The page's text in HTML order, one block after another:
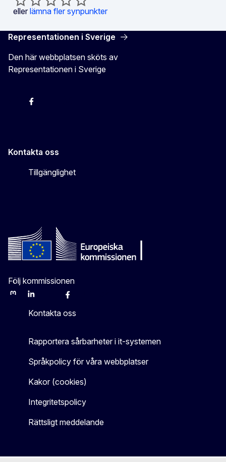
eller lämna fler synpunkter
Representationen i Sverige
Den här webbplatsen sköts av
Representationen i Sverige
EU-kommissionen i Sveriges Twitter
EU-kommissionen i Sveriges Facebook
Kontakta oss
Tillgänglighet
Följ kommissionen
MastodonLinkedInBlueskyFacebook
Kontakta oss
Rapportera sårbarheter i it-systemen
Språkpolicy för våra webbplatser
Kakor (cookies)
Integritetspolicy
Rättsligt meddelande